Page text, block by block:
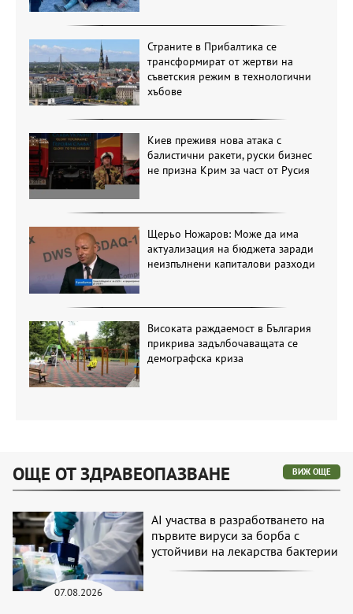
Страните в Прибалтика се
трансформират от жертви на
съветския режим в технологични
хъбове
Киев преживя нова атака с
балистични ракети, руски бизнес
не призна Крим за част от Русия
Щерьо Ножаров: Може да има
актуализация на бюджета заради
неизпълнени капиталови разходи
Високата раждаемост в България
прикрива задълбочаващата се
демографска криза
ОЩЕ ОТ ЗДРАВЕОПАЗВАНЕ ВИЖ ОЩЕ
07.08.2026
AI участва в разработването на
първите вируси за борба с
устойчиви на лекарства бактерии